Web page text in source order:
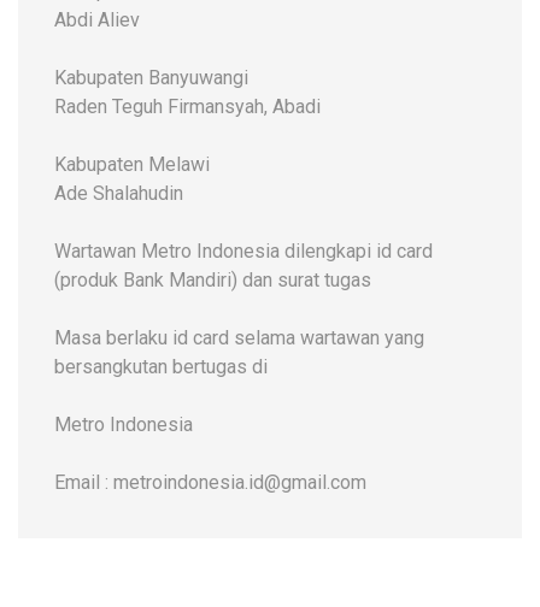
Abdi Aliev
Kabupaten Banyuwangi
Raden Teguh Firmansyah, Abadi
Kabupaten Melawi
Ade Shalahudin
Wartawan Metro Indonesia dilengkapi id card
(produk Bank Mandiri) dan surat tugas
Masa berlaku id card selama wartawan yang
bersangkutan bertugas di
Metro Indonesia
Email : metroindonesia.id@gmail.com